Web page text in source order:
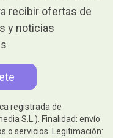
recibir ofertas de
y noticias
registrada de
S.L.). Finalidad: envío
o servicios. Legitimación: